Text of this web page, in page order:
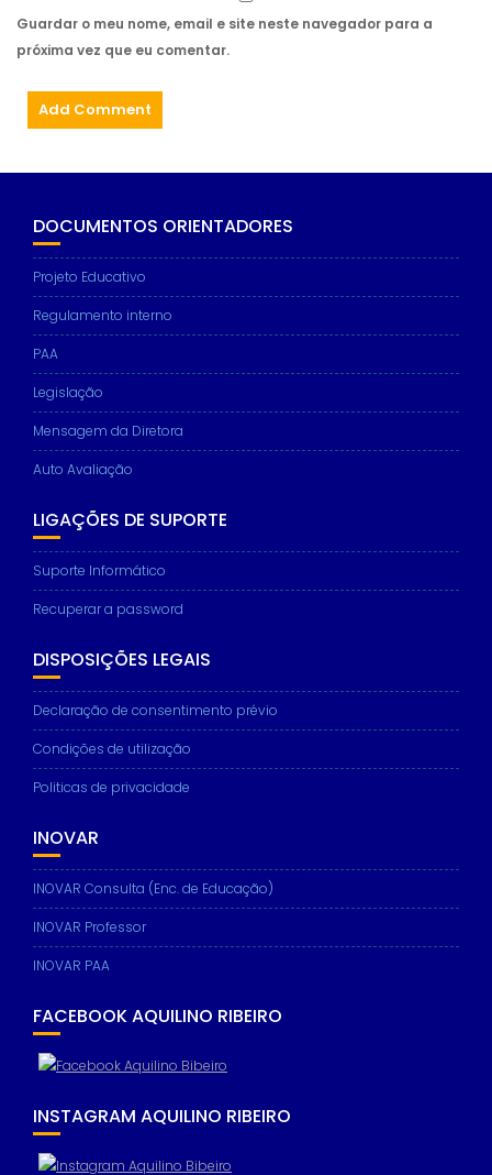
Guardar o meu nome, email e site neste navegador para a
próxima vez que eu comentar.
DOCUMENTOS ORIENTADORES
Projeto Educativo
Regulamento interno
PAA
Legislação
Mensagem da Diretora
Auto Avaliação
LIGAÇÕES DE SUPORTE
Suporte Informático
Recuperar a password
DISPOSIÇÕES LEGAIS
Declaração de consentimento prévio
Condições de utilização
Politicas de privacidade
INOVAR
INOVAR Consulta (Enc. de Educação)
INOVAR Professor
INOVAR PAA
FACEBOOK AQUILINO RIBEIRO
INSTAGRAM AQUILINO RIBEIRO
Necessary
cookies are
not
optional.
They are
needed for
the website
to function.
Statistics
us to
functionality
structure,